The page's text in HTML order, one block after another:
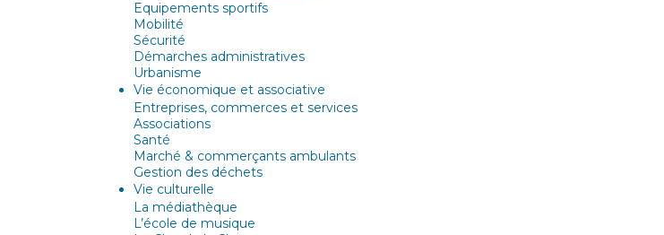
Equipements sportifs
Mobilité
Sécurité
Démarches administratives
Urbanisme
Vie économique et associative
Entreprises, commerces et services
Associations
Santé
Marché & commerçants ambulants
Gestion des déchets
Vie culturelle
La médiathèque
L’école de musique